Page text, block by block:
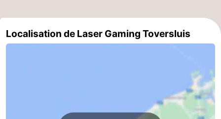
Équitation
-Localisation de Laser Gaming Toversluis